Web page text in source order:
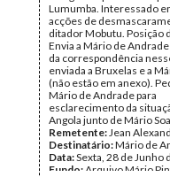
Lumumba. Interessado
acções de
ditador Mobutu. Posição
Envia a Mário de
da correspondência
enviada a Bruxelas e a
(não estão em anexo).
Mário de Andrade para
esclarecimento da
Angola junto de Mário
Remetente:Jean
Destinatário:Mário de
Data:Sexta, 28 de Junho
Fundo: Arquivo Mário